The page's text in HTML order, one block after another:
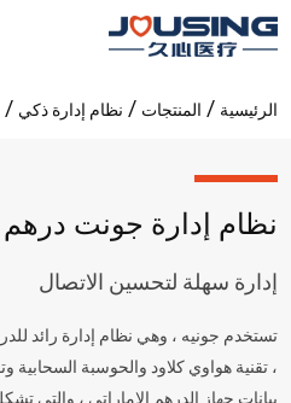
الرئيسية / المنتجات / نظام إدارة ذكي /
نظام إدارة جونت درهم
إدارة سهلة لتحسين الاتصال
​تستخدم جونيه ، وهي نظام إدارة رائد
بيانات جهاز الدرهم الإماراتي ، والتي